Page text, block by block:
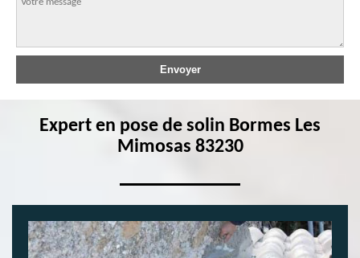
Expert en pose de solin Bormes Les
Mimosas 83230